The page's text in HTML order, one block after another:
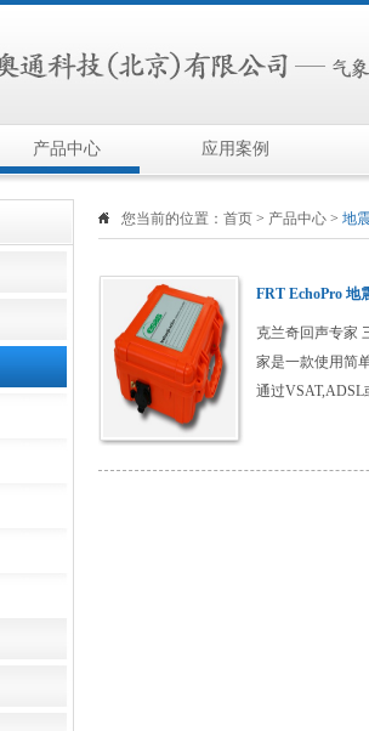
产品中心 应用案例
您当前的位置： 首页 > 产品中心 > 地
FRT EchoPro 地
克兰奇回声专家
家是一款使用简
通过